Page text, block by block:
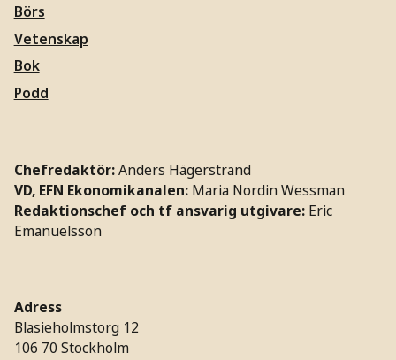
Börs
Vetenskap
Bok
Podd
Chefredaktör:Anders Hägerstrand
VD, EFN Ekonomikanalen: Maria Nordin Wessman
Redaktionschef och tf ansvarig utgivare: Eric
Emanuelsson
Adress
Blasieholmstorg 12
106 70 Stockholm